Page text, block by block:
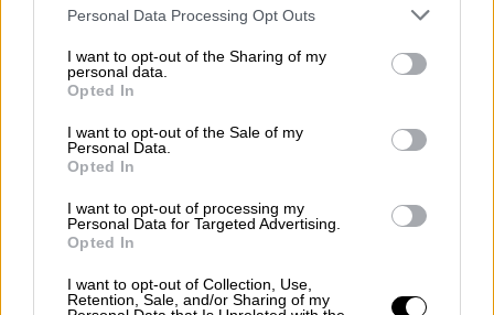
Please note that this website/app uses one or more Google
not limited to your visit or usage behaviour. You may click to
grant or deny consent to Google and its third-party tags to
use your data for below specified purposes in below Google
consent section.
Personal Data Processing Opt Outs
I want to opt-out of the Sharing of my
personal data.
Opted In
I want to opt-out of the Sale of my
Personal Data.
Opted In
I want to opt-out of processing my
Personal Data for Targeted Advertising.
Opted In
I want to opt-out of Collection, Use,
Retention, Sale, and/or Sharing of my
ουσιαστικά υποχρεώνει τα κράτη να
συνδράμουν στο πλευρό οποιουδήποτε
κράτους μέλους δεχτεί κάποια επίθεση.
Και θεωρώ πολύ σημαντικό το γεγονός ότι
το θέμα αυτό έχει μπει για τα καλά στην
συνέχισε ο πρωθυπουργός.
του πολέμου